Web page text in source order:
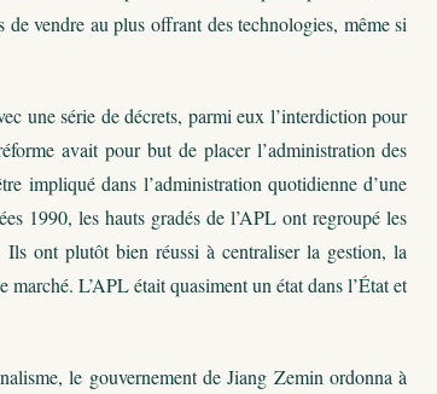
de vendre au plus offrant des technologies, même si
une série de décrets, parmi eux l’interdiction pour
avait pour but de placer l’administration des
impliqué dans l’administration quotidienne d’une
1990, les hauts gradés de l’APL ont regroupé les
Ils ont plutôt bien réussi à centraliser la gestion, la
L’APL était quasiment un état dans l’État et
le gouvernement de Jiang Zemin ordonna à